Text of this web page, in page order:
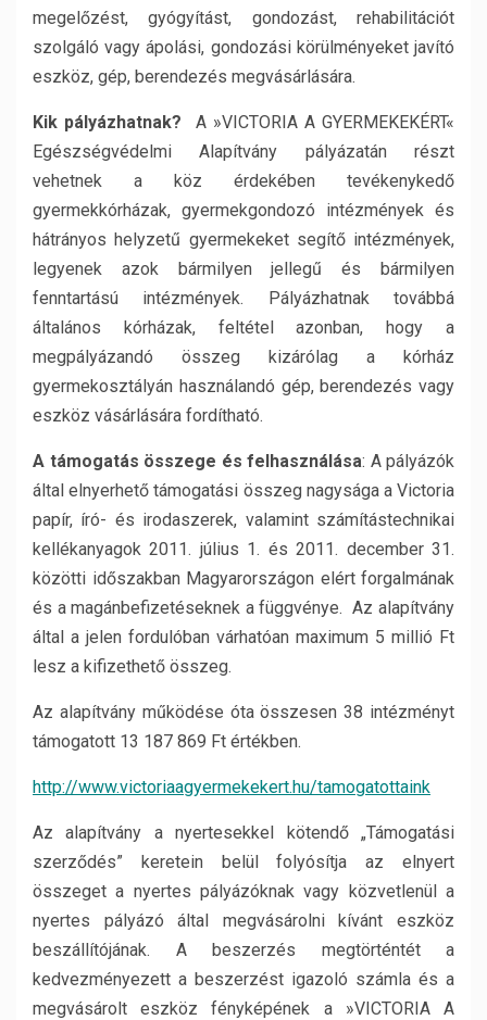
megelőzést, gyógyítást, gondozást, rehabilitációt
szolgáló vagy ápolási, gondozási körülményeket javító
eszköz, gép, berendezés megvásárlására.
Kik pályázhatnak? A »VICTORIA A GYERMEKEKÉRT«
Egészségvédelmi Alapítvány pályázatán részt
vehetnek a köz érdekében tevékenykedő
gyermekkórházak, gyermekgondozó intézmények és
hátrányos helyzetű gyermekeket segítő intézmények,
legyenek azok bármilyen jellegű és bármilyen
fenntartású intézmények. Pályázhatnak továbbá
általános kórházak, feltétel azonban, hogy a
megpályázandó összeg kizárólag a kórház
gyermekosztályán használandó gép, berendezés vagy
eszköz vásárlására fordítható.
A támogatás összege és felhasználása: A pályázók
által elnyerhető támogatási összeg nagysága a Victoria
papír, író- és irodaszerek, valamint számítástechnikai
kellékanyagok 2011. július 1. és 2011. december 31.
közötti időszakban Magyarországon elért forgalmának
és a magánbefizetéseknek a függvénye. Az alapítvány
által a jelen fordulóban várhatóan maximum 5 millió Ft
lesz a kifizethető összeg.
Az alapítvány működése óta összesen 38 intézményt
támogatott 13 187 869 Ft értékben.
http://www.victoriaagyermekekert.hu/tamogatottaink
Az alapítvány a nyertesekkel kötendő „Támogatási
szerződés” keretein belül folyósítja az elnyert
összeget a nyertes pályázóknak vagy közvetlenül a
nyertes pályázó által megvásárolni kívánt eszköz
beszállítójának. A beszerzés megtörténtét a
kedvezményezett a beszerzést igazoló számla és a
megvásárolt eszköz fényképének a »VICTORIA A